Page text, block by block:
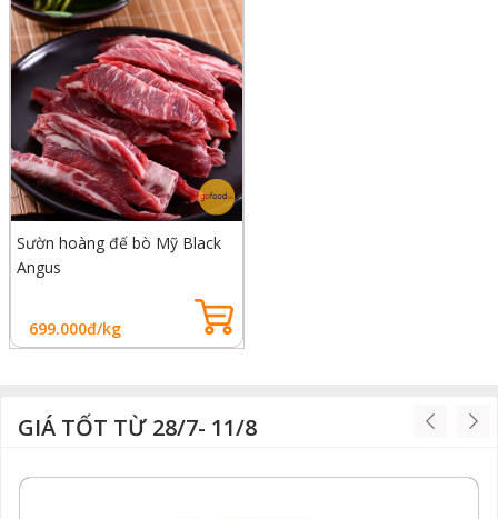
Sườn hoàng đế bò Mỹ Black
Angus
699.000đ/kg
GIÁ TỐT TỪ 28/7- 11/8